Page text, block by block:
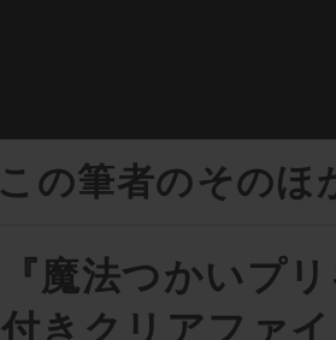
この筆者のそのほ
『魔法つかいプ
付きクリアファ